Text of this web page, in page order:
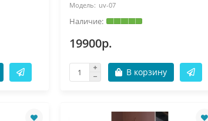
uv-07
19900р.
В корзину